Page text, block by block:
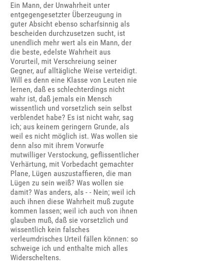
Ein Mann, der Unwahrheit unter
entgegengesetzter Überzeugung in
guter Absicht ebenso scharfsinnig als
bescheiden durchzusetzen sucht, ist
unendlich mehr wert als ein Mann, der
die beste, edelste Wahrheit aus
Vorurteil, mit Verschreiung seiner
Gegner, auf alltägliche Weise verteidigt.
Will es denn eine Klasse von Leuten nie
lernen, daß es schlechterdings nicht
wahr ist, daß jemals ein Mensch
wissentlich und vorsetzlich sein selbst
verblendet habe? Es ist nicht wahr, sag
ich; aus keinem geringern Grunde, als
weil es nicht möglich ist. Was wollen sie
denn also mit ihrem Vorwurfe
mutwilliger Verstockung, geflissentlicher
Verhärtung, mit Vorbedacht gemachter
Plane, Lügen auszustaffieren, die man
Lügen zu sein weiß? Was wollen sie
damit? Was anders, als - - Nein; weil ich
auch ihnen diese Wahrheit muß zugute
kommen lassen; weil ich auch von ihnen
glauben muß, daß sie vorsetzlich und
wissentlich kein falsches
verleumdrisches Urteil fällen können: so
schweige ich und enthalte mich alles
Widerscheltens.